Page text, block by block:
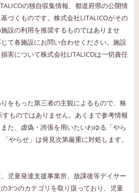
の独自収集情報、都道府県の公開情
づくものです。株式会社LITALICOがその
設の利用を推奨するものではありませ
て各施設にお問い合わせください。施設
害について株式会社LITALICOは一切責任
をもった第三者の主観によるもので、株
ものではありません。あくまで参考情報
た、虚偽・誇張を用いたいわゆる「やら
やらせ」は発見次第厳重に対処します。
児童発達支援事業所、放課後等デイサー
3つのカテゴリを取り扱っており、児童